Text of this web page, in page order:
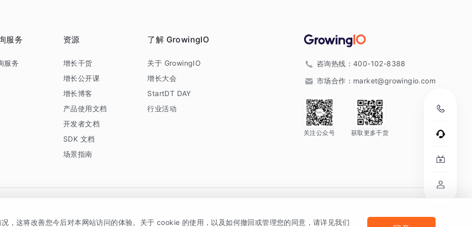
服务
服务
资源
增长干货
增长公开课
增长博客
产品使用文档
开发者文档
SDK 文档
场景指南
了解 GrowingIO
关于 GrowingIO
增长大会
StartDT DAY
行业活动
咨询热线： 400-102-8388
市场合作： market@growingio.com
关注公众号 获取更多干货
，这将改善您今后对本网站访问的体验。关于 cookie 的使用，以及如何撤回或管理您的同意，请详见我们